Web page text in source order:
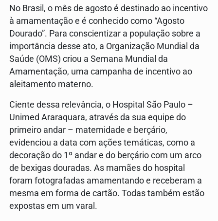
No Brasil, o mês de agosto é destinado ao incentivo
à amamentação e é conhecido como “Agosto
Dourado”. Para conscientizar a população sobre a
importância desse ato, a Organização Mundial da
Saúde (OMS) criou a Semana Mundial da
Amamentação, uma campanha de incentivo ao
aleitamento materno.
Ciente dessa relevância, o Hospital São Paulo –
Unimed Araraquara, através da sua equipe do
primeiro andar – maternidade e berçário,
evidenciou a data com ações temáticas, como a
decoração do 1º andar e do berçário com um arco
de bexigas douradas. As mamães do hospital
foram fotografadas amamentando e receberam a
mesma em forma de cartão. Todas também estão
expostas em um varal.